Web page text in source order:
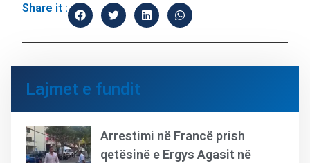
Share it :
Lajmet e fundit
Arrestimi në Francë prish
qetësinë e Ergys Agasit në